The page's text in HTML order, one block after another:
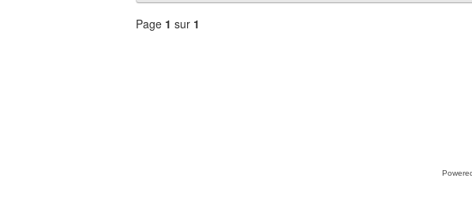
Page 1 sur 1